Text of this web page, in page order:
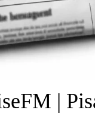
|